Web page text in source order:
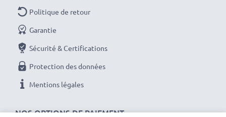
NOS OPTIONS DE PAIEMENT
Politique de retour
Garantie
Sécurité & Certifications
Protection des données
Mentions légales